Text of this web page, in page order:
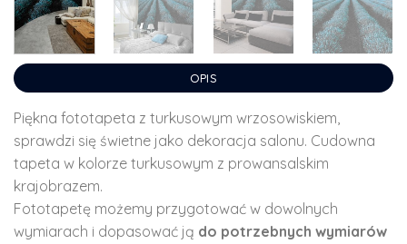
OPIS
Piękna fototapeta z turkusowym wrzosowiskiem,
sprawdzi się świetne jako dekoracja salonu. Cudowna
tapeta w kolorze turkusowym z prowansalskim
krajobrazem.
Fototapetę możemy przygotować w dowolnych
wymiarach i dopasować ją do potrzebnych wymiarów